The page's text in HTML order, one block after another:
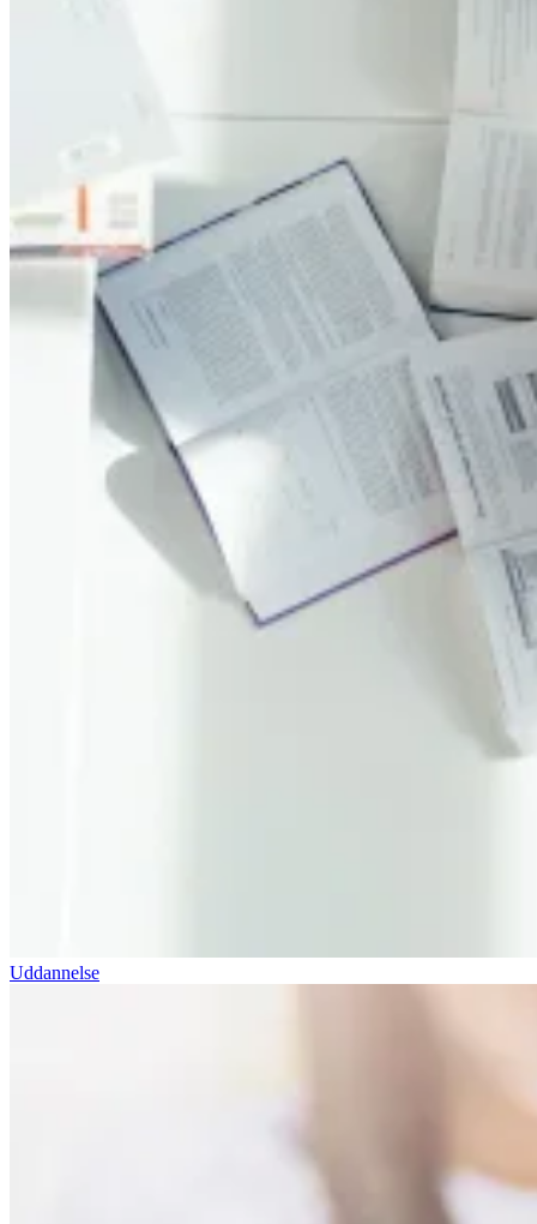
Uddannelse